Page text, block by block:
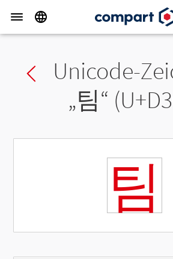
Previous char
Unicode-
„팀“
팀